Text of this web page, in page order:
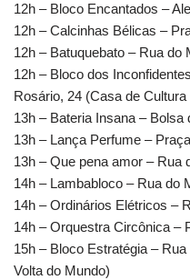
12h – Bloco Encantados –
12h – Calcinhas Bélicas –
12h – Batuquebato – Rua
12h – Bloco dos
Rosário, 24 (Casa de Cultura
13h – Bateria Insana – Bolsa
13h – Lança Perfume –
13h – Que pena amor – Rua
14h – Lambabloco – Rua do
14h – Ordinários Elétricos –
14h – Orquestra Circônica –
15h – Bloco Estratégia –
Volta do Mundo)